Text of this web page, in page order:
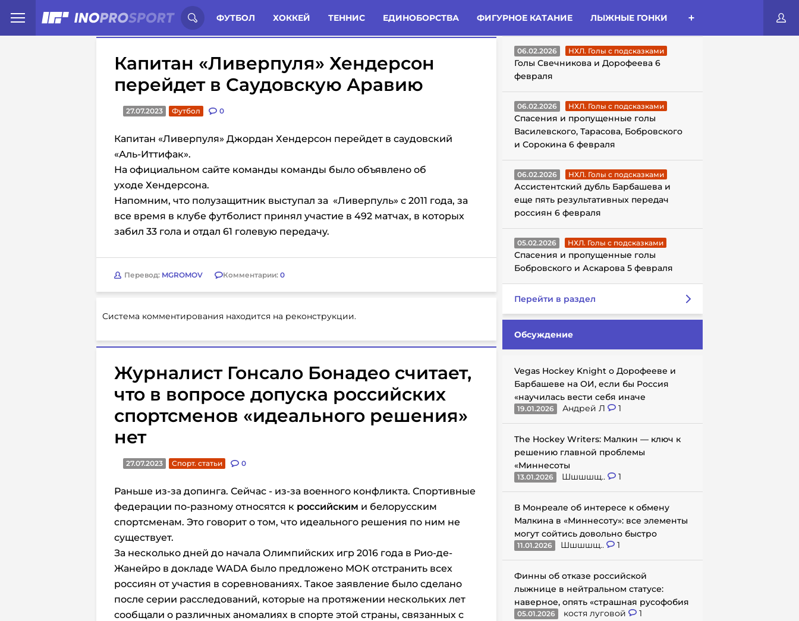
ФУТБОЛ ХОККЕЙ ТЕННИС ЕДИНОБОРСТВА ФИГУРНОЕ КАТАНИЕ ЛЫЖНЫЕ ГОНКИ
Иностранцы о спорте России: Статьи Комменты Новости
Капитан «Ливерпуля» Хендерсон
перейдет в Саудовскую Аравию
27.07.2023 Футбол 0
Капитан «Ливерпуля» Джордан Хендерсон перейдет в саудовский
«Аль-Иттифак».
На официальном сайте команды команды было объявлено об
уходе Хендерсона.
Напомним, что полузащитник выступал за «Ливерпуль» с 2011 года, за
все время в клубе футболист принял участие в 492 матчах, в которых
забил 33 гола и отдал 61 голевую передачу.
Перевод: MGROMOV Комментарии: 0
Система комментирования находится на реконструкции.
Журналист Гонсало Бонадео считает,
что в вопросе допуска российских
спортсменов «идеального решения»
нет
27.07.2023 Спорт. статьи 0
Раньше из-за допинга. Сейчас - из-за военного конфликта. Спортивные
федерации по-разному относятся к российским и белорусским
спортсменам. Это говорит о том, что идеального решения по ним не
существует.
За несколько дней до начала Олимпийских игр 2016 года в Рио-де-
Жанейро в докладе WADA было предложено МОК отстранить всех
россиян от участия в соревнованиях. Такое заявление было сделано
после серии расследований, которые на протяжении нескольких лет
сообщали о различных аномалиях в спорте этой страны, связанных с
ГОЛЫ С ПОДСКАЗКАМИ
06.02.2026 НХЛ. Голы с подсказками
Голы Свечникова и Дорофеева 6
февраля
06.02.2026 НХЛ. Голы с подсказками
Спасения и пропущенные голы
Василевского, Тарасова, Бобровского
и Сорокина 6 февраля
06.02.2026 НХЛ. Голы с подсказками
Ассистентский дубль Барбашева и
еще пять результативных передач
россиян 6 февраля
05.02.2026 НХЛ. Голы с подсказками
Спасения и пропущенные голы
Бобровского и Аскарова 5 февраля
Перейти в раздел
Обсуждение
Vegas Hockey Knight о Дорофееве и
Барбашеве на ОИ, если бы Россия
«научилась вести себя иначе
19.01.2026 Андрей Л 1
The Hockey Writers: Малкин — ключ к
решению главной проблемы
«Миннесоты
13.01.2026 Шшшшщ.. 1
В Монреале об интересе к обмену
Малкина в «Миннесоту»: все элементы
могут сойтись довольно быстро
11.01.2026 Шшшшщ.. 1
Финны об отказе российской
лыжнице в нейтральном статусе:
наверное, опять «страшная русофобия
05.01.2026 костя луговой 1